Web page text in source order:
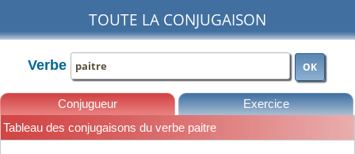
TOUTE LA CONJUGAISON
Verbe OK
Conjugueur Exercice
Tableau des conjugaisons du verbe paitre